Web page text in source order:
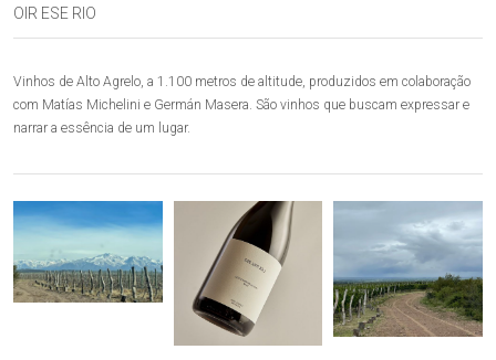
OIR ESE RIO
Vinhos de Alto Agrelo, a 1.100 metros de altitude, produzidos em colaboração
com Matías Michelini e Germán Masera. São vinhos que buscam expressar e
narrar a essência de um lugar.